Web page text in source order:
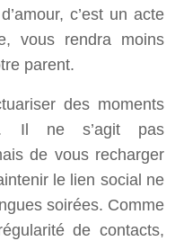
c’est un acte
vous rendra moins
parent.
des moments
Il ne s’agit pas
de vous recharger
le lien social ne
soirées. Comme
de contacts,